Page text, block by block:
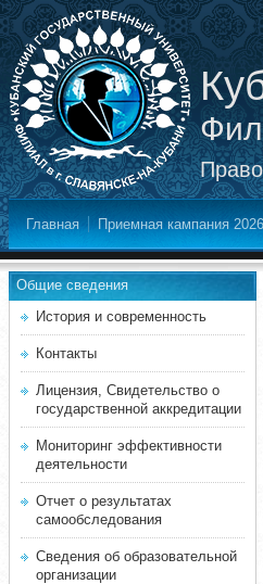
Главная Приемная кампания 2026
Общие сведения
История и современность
Контакты
Лицензия, Свидетельство о
государственной аккредитации
Мониторинг эффективности
деятельности
Отчет о результатах
самообследования
Сведения об образовательной
организации